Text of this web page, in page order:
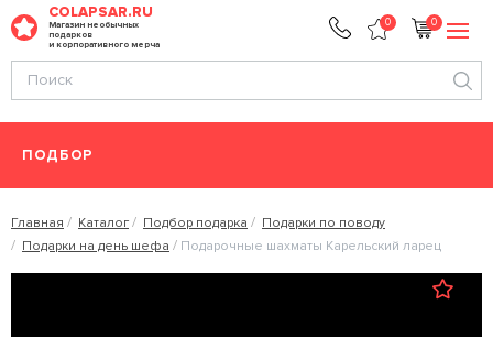
COLAPSAR.RU
Магазин необычных
подарков
и корпоративного мерча
0 0
ПОДБОР
Главная Каталог Подбор подарка
Подарки по поводу
Подарки на день шефа
Подарочные шахматы Карельский ларец